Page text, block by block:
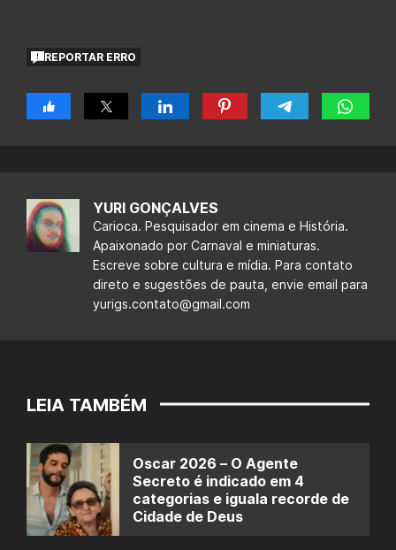
REPORTAR ERRO
YURI GONÇALVES
Carioca. Pesquisador em cinema e História.
Apaixonado por Carnaval e miniaturas.
Escreve sobre cultura e mídia. Para contato
direto e sugestões de pauta, envie email para
yurigs.contato@gmail.com
LEIA TAMBÉM
Oscar 2026 – O Agente
Secreto é indicado em 4
categorias e iguala recorde de
Cidade de Deus